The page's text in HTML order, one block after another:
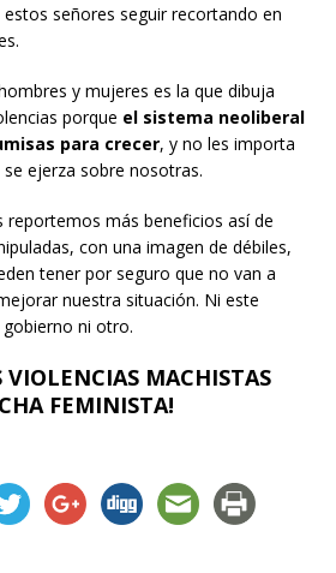
señores seguir recortando en
y mujeres es la que dibuja
porque el sistema neoliberal
para crecer, y no les importa
ejerza sobre nosotras.
reportemos más beneficios así de
con una imagen de débiles,
tener por seguro que no van a
nuestra situación. Ni este
ni otro.
VIOLENCIAS MACHISTAS
FEMINISTA!